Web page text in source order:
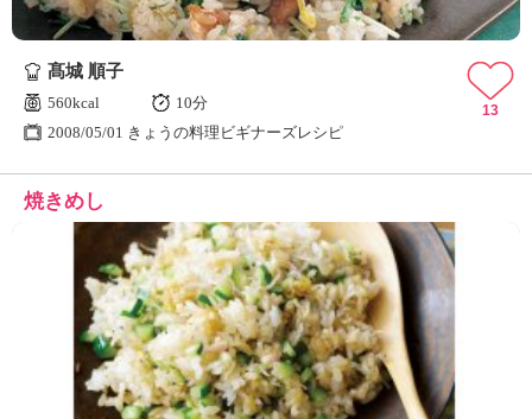
髙城 順子
560kcal
10分
2008/05/01 きょうの料理ビギナーズレシピ
13
焼きめし